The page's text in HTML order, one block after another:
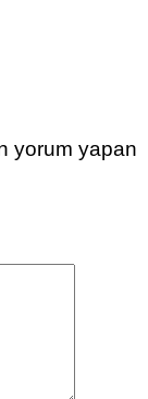
yorum yapan